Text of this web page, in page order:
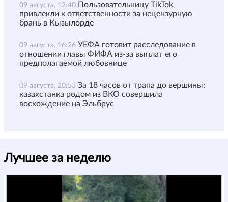
09 августа, 12:40 Пользовательницу TikTok
привлекли к ответственности за нецензурную
брань в Кызылорде
09 августа, 16:26 УЕФА готовит расследование в
отношении главы ФИФА из-за выплат его
предполагаемой любовнице
09 августа, 20:53 За 18 часов от трапа до вершины:
казахстанка родом из ВКО совершила
восхождение на Эльбрус
Лучшее за неделю